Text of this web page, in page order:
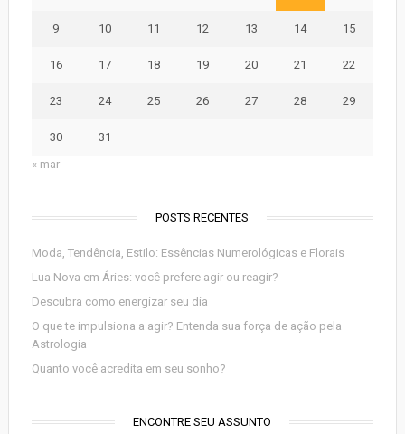
9 10 11 12 13 14 15
16 17 18 19 20 21 22
23 24 25 26 27 28 29
30
31
« mar
POSTS RECENTES
Moda, Tendência, Estilo: Essências Numerológicas e Florais
Lua Nova em Áries: você prefere agir ou reagir?
Descubra como energizar seu dia
O que te impulsiona a agir? Entenda sua força de ação pela
Astrologia
Quanto você acredita em seu sonho?
ENCONTRE SEU ASSUNTO